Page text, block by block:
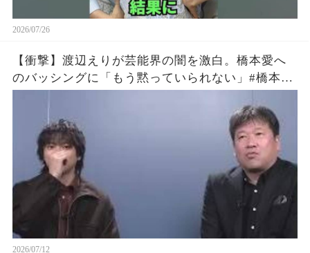
2026/07/26
【衝撃】渡辺えりが芸能界の闇を激白。橋本愛へ
のバッシングに「もう黙っていられない」#橋本愛
2026/07/12